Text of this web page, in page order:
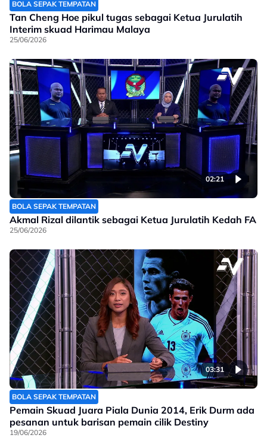
BOLA SEPAK TEMPATAN
Tan Cheng Hoe pikul tugas sebagai Ketua Jurulatih
Interim skuad Harimau Malaya
25/06/2026
02:21
BOLA SEPAK TEMPATAN
Akmal Rizal dilantik sebagai Ketua Jurulatih Kedah FA
25/06/2026
03:31
BOLA SEPAK TEMPATAN
Pemain Skuad Juara Piala Dunia 2014, Erik Durm ada
pesanan untuk barisan pemain cilik Destiny
19/06/2026